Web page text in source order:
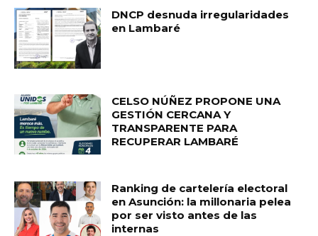
DNCP desnuda irregularidades
en Lambaré
CELSO NÚÑEZ PROPONE UNA
GESTIÓN CERCANA Y
TRANSPARENTE PARA
RECUPERAR LAMBARÉ
Ranking de cartelería electoral
en Asunción: la millonaria pelea
por ser visto antes de las
internas